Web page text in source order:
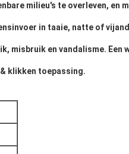
milieu's te overleven, en
in taaie, natte of
misbruik en vandalisme.
klikken toepassing.